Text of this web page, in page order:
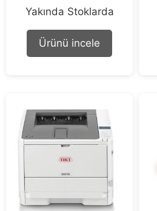
o
t
f
Yakında Stoklarda
Ürünü incele